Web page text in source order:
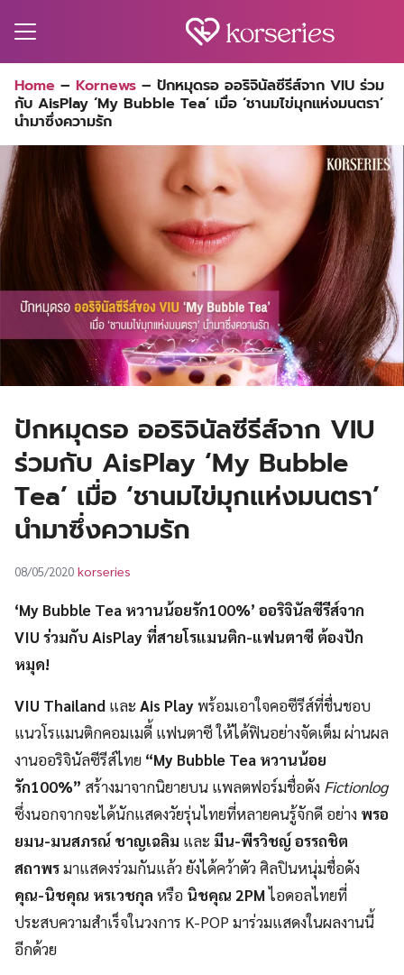
for:
Home – Kornews – ปักหมุดรอ ออริจินัลซีรีส์จาก VIU ร่วม
กับ AisPlay ‘My Bubble Tea’ เมื่อ ‘ชานมไข่มุกแห่งมนตรา’
นำมาซึ่งความรัก
ปักหมุดรอ ออริจินัลซีรีส์จาก VIU
ร่วมกับ AisPlay ‘My Bubble
Tea’ เมื่อ ‘ชานมไข่มุกแห่งมนตรา’
นำมาซึ่งความรัก
08/05/2020 korseries
‘My Bubble Tea หวานน้อยรัก100%’ ออริจินัลซีรีส์จาก
VIU ร่วมกับ AisPlay ที่สายโรแมนติก-แฟนตาซี ต้องปัก
หมุด!
VIU Thailand และ Ais Playพร้อมเอาใจคอซีรีส์ที่ชื่นชอบ
แนวโรแมนติกคอมเมดี้ แฟนตาซี ให้ได้ฟินอย่างจัดเต็ม ผ่านผล
งานออริจินัลซีรีส์ไทย “My Bubble Tea หวานน้อย
รัก100%” สร้างมาจากนิยายบน แพลตฟอร์มชื่อดัง Fictionlog
ซึ่งนอกจากจะได้นักแสดงวัยรุ่นไทยที่หลายคนรู้จักดี อย่าง พรอ
ยมน-มนสภรณ์ ชาญเฉลิม และ มีน-พีรวิชญ์ อรรถชิต
สถาพรมาแสดงร่วมกันแล้ว ยังได้คว้าตัว ศิลปินหนุ่มชื่อดัง
คุณ-นิชคุณ หรเวชกุล หรือ นิชคุณ 2PMไอดอลไทยที่
ประสบความสำเร็จในวงการ K-POP มาร่วมแสดงในผลงานนี้
อีกด้วย